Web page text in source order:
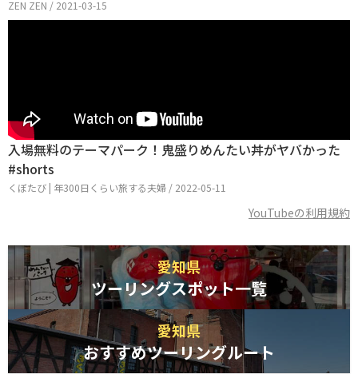
ZEN ZEN / 2021-03-15
入場無料のテーマパーク！鬼盛りめんたい丼がヤバかった
#shorts
くぼたび | 年300日くらい旅する夫婦 / 2022-05-11
YouTubeの利用規約
愛知県
ツーリングスポット一覧
愛知県
おすすめツーリングルート